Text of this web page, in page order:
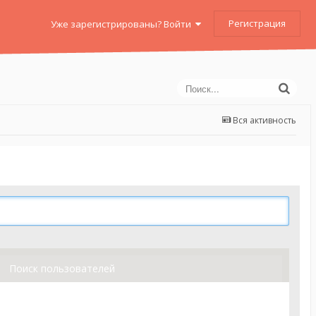
Уже зарегистрированы? Войти Регистрация
Вся активность
Поиск пользователей